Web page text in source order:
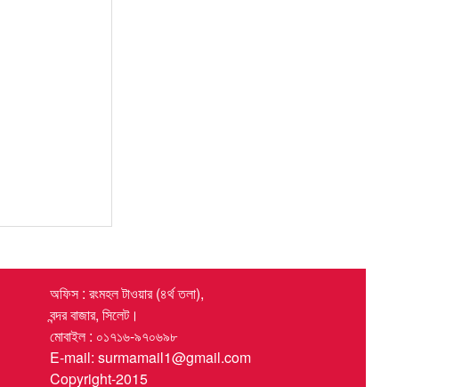
অফিস : রংমহল টাওয়ার (৪র্থ তলা),
বন্দর বাজার, সিলেট।
মোবাইল : ০১৭১৬-৯৭০৬৯৮
E-mail: surmamail1@gmail.com
Copyright-2015